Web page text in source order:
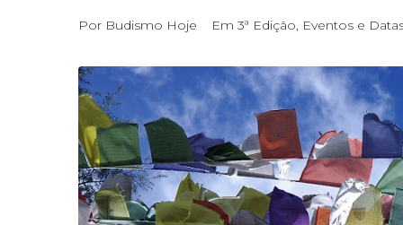
Por Budismo Hoje Em 3ª Edição, Eventos e